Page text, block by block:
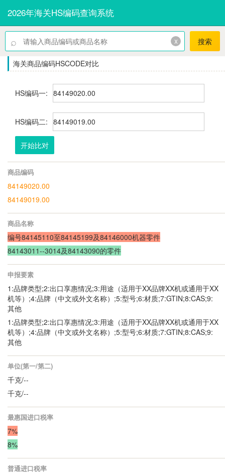
2026年海关HS编码查询系统
⌕ x 搜索
海关商品编码HSCODE对比
HS编码一:
HS编码二:
开始比对
商品编码
84149020.00
84149019.00
商品名称
编号84145110至84145199及84146000机器零件
84143011--3014及84143090的零件
申报要素
1:品牌类型;2:出口享惠情况;3:用途（适用于XX品牌XX机或通用于XX
机等）;4:品牌（中文或外文名称）;5:型号;6:材质;7:GTIN;8:CAS;9:
其他
1:品牌类型;2:出口享惠情况;3:用途（适用于XX品牌XX机或通用于XX
机等）;4:品牌（中文或外文名称）;5:型号;6:材质;7:GTIN;8:CAS;9:
其他
单位(第一/第二)
千克/--
千克/--
最惠国进口税率
7%
8%
普通进口税率